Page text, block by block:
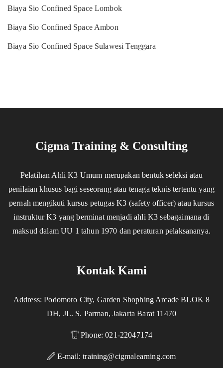
Biaya Sio Confined Space Lombok
Biaya Sio Confined Space Ambon
Biaya Sio Confined Space Sulawesi Tenggara
Cigma Training & Consulting
Pelatihan Ahli K3 Umum merupakan bentuk seleksi atau
penilaian khusus bagi seseorang atau tenaga teknis tertentu yang
pernah mengikuti kursus petugas K3 (safety officer) atau kursus
instruktur K3 yang berminat menjadi ahli K3 sebagaimana di
maksud dalam UU 1 tahun 1970 dan peraturan pelaksananya.
Kontak Kami
Address: Podomoro City, Garden Shophing Arcade BLOK 8
DH, JL. S. Parman, Jakarta Barat 11470
Phone: 021-22047174
E-mail:training@cigmalearning.com